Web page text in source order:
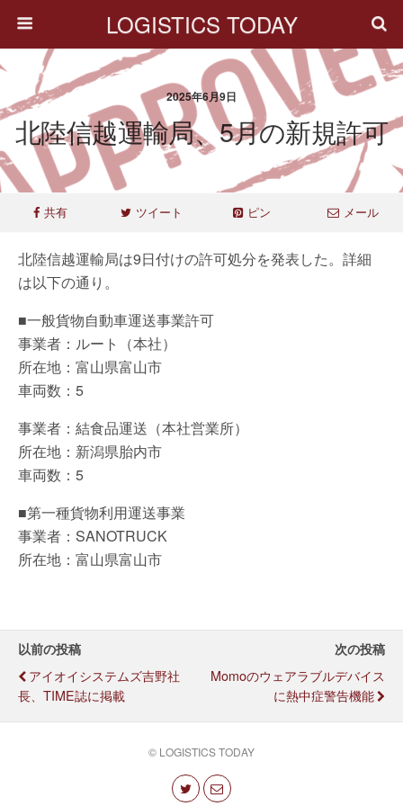
LOGISTICS TODAY
2025年6月9日
北陸信越運輸局、5月の新規許可
共有 ツイート ピン メール
北陸信越運輸局は9日付けの許可処分を発表した。詳細
は以下の通り。
■一般貨物自動車運送事業許可
事業者：ルート（本社）
所在地：富山県富山市
車両数：5
事業者：結食品運送（本社営業所）
所在地：新潟県胎内市
車両数：5
■第一種貨物利用運送事業
事業者：SANOTRUCK
所在地：富山県富山市
以前の投稿
アイオイシステムズ吉野社
長、TIME誌に掲載
次の投稿
Momoのウェアラブルデバイス
に熱中症警告機能
© LOGISTICS TODAY